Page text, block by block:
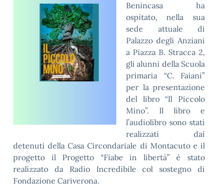
Benincasa ha
ospitato, nella sua
sede attuale di
Palazzo degli Anziani
a Piazza B. Stracca 2,
gli alunni della Scuola
primaria “C. Faiani”
per la presentazione
del libro “Il Piccolo
Mino”. Il libro e
l’audiolibro sono stati
realizzati dai
detenuti della Casa Circondariale di Montacuto e il
progetto il Progetto “Fiabe in libertà” é stato
realizzato da Radio Incredibile col sostegno di
Fondazione Cariverona.